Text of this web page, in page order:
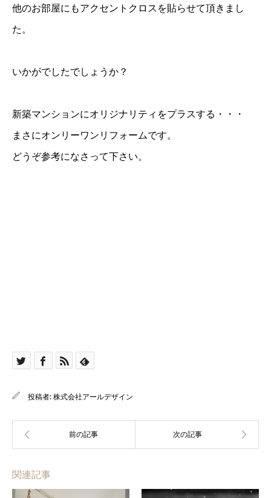
他のお部屋にもアクセントクロスを貼らせて頂きまし
た。
いかがでしたでしょうか？
新築マンションにオリジナリティをプラスする・・・
まさにオンリーワンリフォームです。
どうぞ参考になさって下さい。
投稿者:株式会社アールデザイン
関連記事